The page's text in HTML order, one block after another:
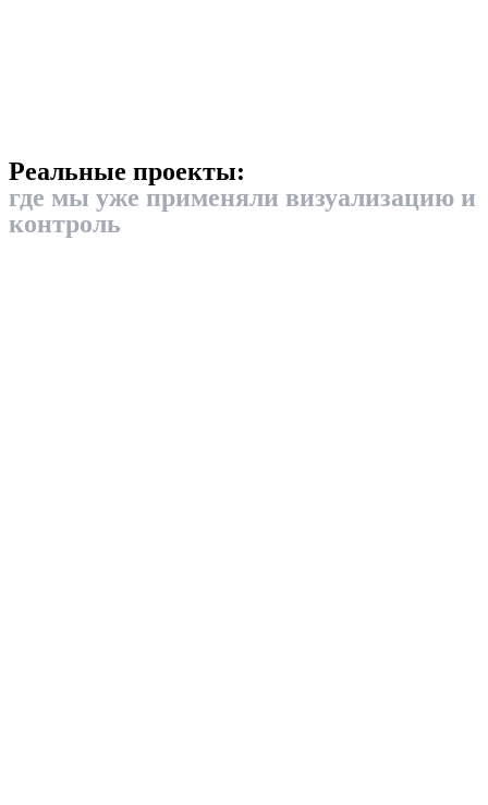
Реальные проекты:
где мы уже применяли визуализацию и
контроль